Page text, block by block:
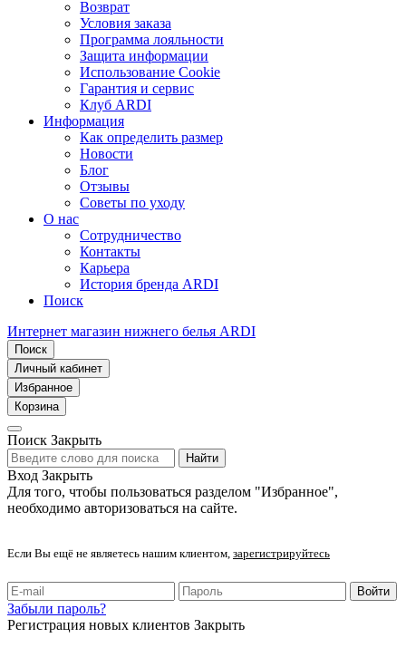
Возврат
Условия заказа
Программа лояльности
Защита информации
Использование Cookie
Гарантия и сервис
Клуб ARDI
Информация
Как определить размер
Новости
Блог
Отзывы
Советы по уходу
О нас
Сотрудничество
Контакты
Карьера
История бренда ARDI
Поиск
Интернет магазин нижнего белья ARDI
Поиск
Личный кабинет
Избранное
Корзина
Поиск Закрыть
Найти
Вход Закрыть
Для того, чтобы пользоваться разделом "Избранное",
необходимо авторизоваться на сайте.
Если Вы ещё не являетесь нашим клиентом, зарегистрируйтесь
Войти
Забыли пароль?
Регистрация новых клиентов Закрыть